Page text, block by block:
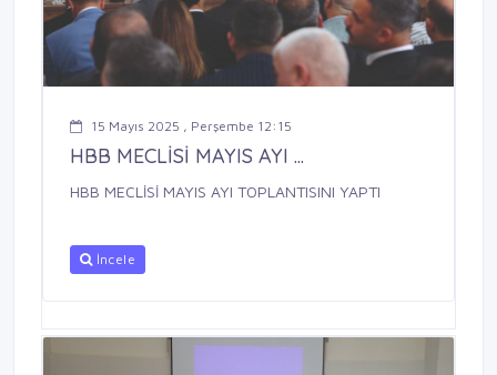
15 Mayıs 2025 , Perşembe 12:15
HBB MECLİSİ MAYIS AYI ...
HBB MECLİSİ MAYIS AYI TOPLANTISINI YAPTI
İncele